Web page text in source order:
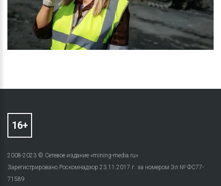
2008-2023 © Сетевое издание «mining-media.ru»
Зарегистрировано Роскомнадзор 23.11.2017 г. за номером Эл № ФС77-
71589